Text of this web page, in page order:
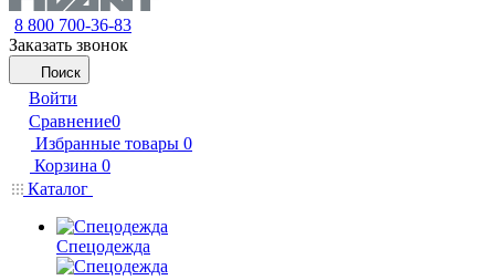
8 800 700-36-83
Заказать звонок
Поиск
Войти
Сравнение0
Избранные товары 0
Корзина 0
Каталог
Спецодежда